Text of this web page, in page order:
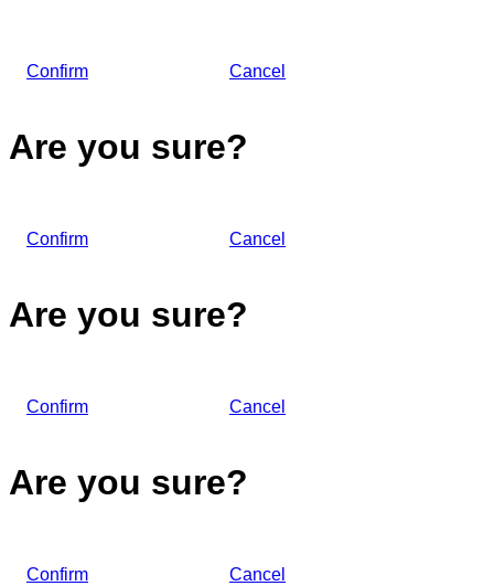
Confirm Cancel
Are you sure?
Confirm Cancel
Are you sure?
Confirm Cancel
Are you sure?
Confirm Cancel